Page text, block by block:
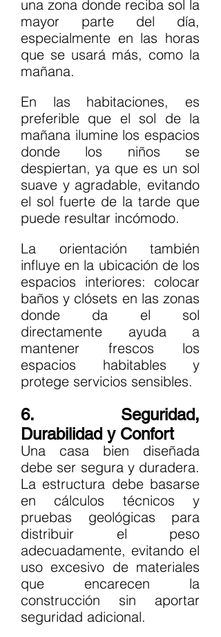
una zona donde reciba sol la
mayor parte del día,
especialmente en las horas
que se usará más, como la
mañana.
En las habitaciones, es
preferible que el sol de la
mañana ilumine los espacios
donde los niños se
despiertan, ya que es un sol
suave y agradable, evitando
el sol fuerte de la tarde que
puede resultar incómodo.
La orientación también
influye en la ubicación de los
espacios interiores: colocar
baños y clósets en las zonas
donde da el sol
directamente ayuda a
mantener frescos los
espacios habitables y
protege servicios sensibles.
6. Seguridad,
Durabilidad y Confort
Una casa bien diseñada
debe ser segura y duradera.
La estructura debe basarse
en cálculos técnicos y
pruebas geológicas para
distribuir el peso
adecuadamente, evitando el
uso excesivo de materiales
que encarecen la
construcción sin aportar
seguridad adicional.